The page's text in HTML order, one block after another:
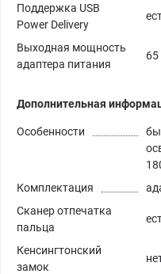
Поддержка USB
Power Delivery
Выходная мощность
адаптера питания
65
Дополнительная
Особенности
Комплектация
Сканер отпечатка
пальца
Кенсингтонский
замок